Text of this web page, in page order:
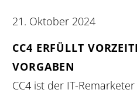
CC4 ERFÜLLT
VORGABEN
21. Oktober 2024
CC4 ist der IT-